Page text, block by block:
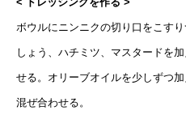
ボウルにニンニクの切り口をこす
しょう、ハチミツ、マスタードを
せる。オリーブオイルを少しずつ
混ぜ合わせる。